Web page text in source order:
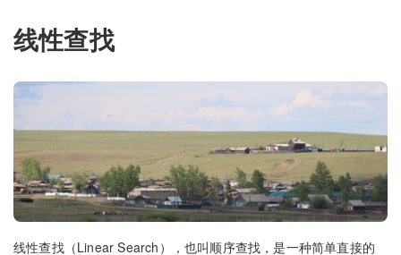
线性查找
线性查找（Linear Search），也叫顺序查找，是一种简单直接的